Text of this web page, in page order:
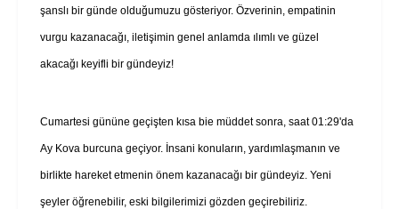
şanslı bir günde olduğumuzu gösteriyor. Özverinin, empatinin
vurgu kazanacağı, iletişimin genel anlamda ılımlı ve güzel
akacağı keyifli bir gündeyiz!
Cumartesi gününe geçişten kısa bie müddet sonra, saat 01:29'da
Ay Kova burcuna geçiyor. İnsani konuların, yardımlaşmanın ve
birlikte hareket etmenin önem kazanacağı bir gündeyiz. Yeni
şeyler öğrenebilir, eski bilgilerimizi gözden geçirebiliriz.